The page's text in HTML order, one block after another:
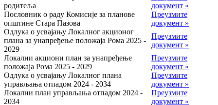
родитеља
документ »
Пословник о раду Комисије за планове
општине Стара Пазова
Преузмите
документ »
Одлука о усвајању Локалног акционог
плана за унапређење положаја Рома 2025 -
2029
Преузмите
документ »
Локални акциони план за унапређење
положаја Рома 2025 - 2029
Преузмите
документ »
Одлука о усвајању Локалног плана
управљања отпадом 2024 - 2034
Преузмите
документ »
Локални план управљања отпадом 2024 -
2034
Преузмите
документ »